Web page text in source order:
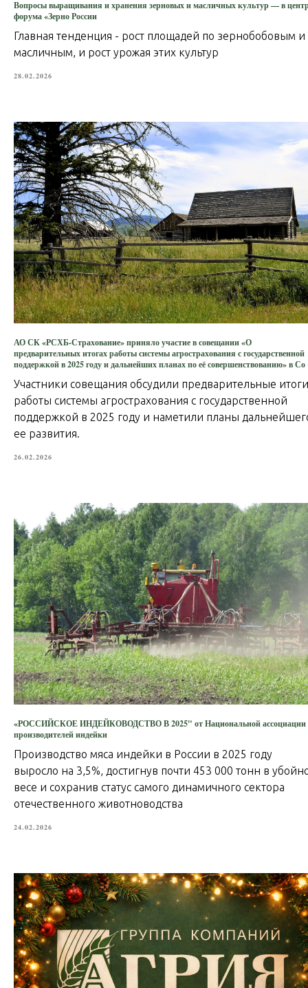
Вопросы выращивания и хранения зерновых и масличных культур — в
форума «Зерно России
Главная тенденция - рост площадей по зернобобовым и
масличным, и рост урожая этих культур
28.02.2026
АО СК «РСХБ-Страхование» приняло участие в совещании «О
предварительных итогах работы системы агрострахования с государственной
поддержкой в 2025 году и дальнейших планах по её совершенствованию» в Со
Участники совещания обсудили предварительные итоги
работы системы агрострахования с государственной
поддержкой в 2025 году и наметили планы
ее развития.
26.02.2026
«РОССИЙСКОЕ ИНДЕЙКОВОДСТВО В 2025" от Национальной ассоциации
производителей индейки
Производство мяса индейки в России в 2025 году
выросло на 3,5%, достигнув почти 453 000 тонн в
весе и сохранив статус самого динамичного сектора
отечественного животноводства
24.02.2026